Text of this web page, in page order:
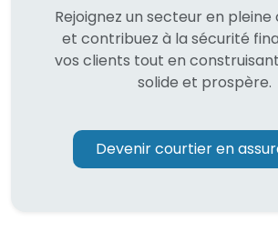
Rejoignez un secteur en
et contribuez à la sécurité
vos clients tout en
solide et prospère.
Devenir courtier en